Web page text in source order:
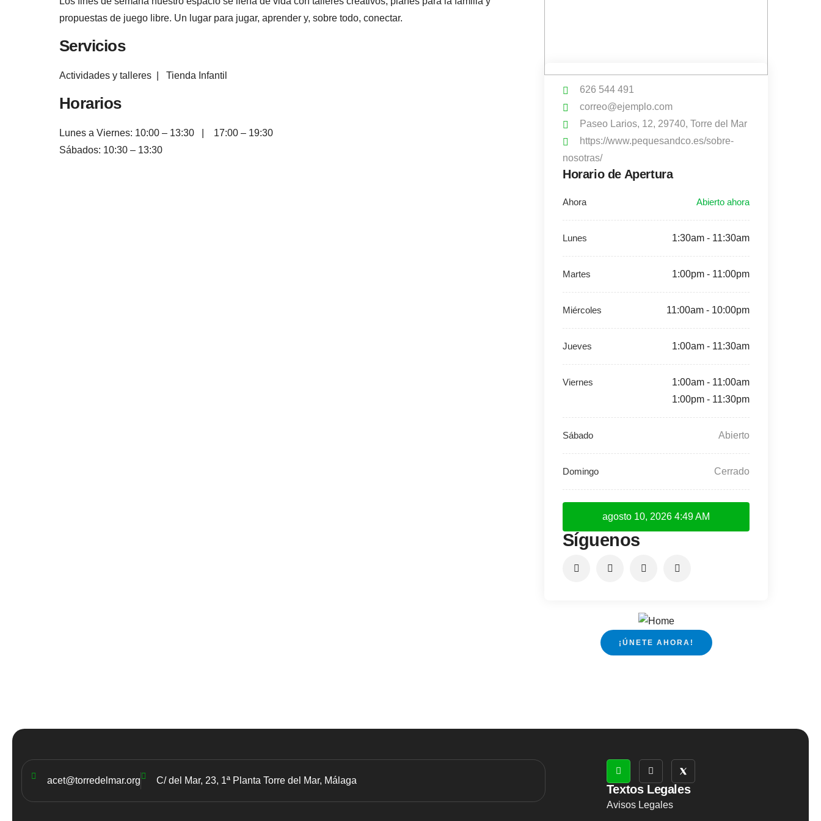
propuestas de juego libre. Un lugar para jugar, aprender y, sobre todo, conectar.
Servicios
Actividades y talleres Tienda Infantil
Horarios
Lunes a Viernes: 10:00 – 13:30 | 17:00 – 19:30
Sábados: 10:30 – 13:30
626 544 491
correo@ejemplo.com
Paseo Larios, 12, 29740, Torre del Mar
https://www.pequesandco.es/sobre-
nosotras/
Horario de Apertura
1:30am - 11:30am
1:00pm - 11:00pm
11:00am - 10:00pm
1:00am - 11:30am
1:00am - 11:00am
1:00pm - 11:30pm
Abierto
Cerrado
agosto 10, 2026 4:49 AM
Síguenos
¡ÚNETE AHORA!
acet@torredelmar.org C/ del Mar, 23, 1ª Planta Torre del Mar, Málaga
Textos Legales
Avisos Legales